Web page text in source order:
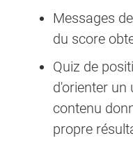
Messages
du score
Quiz de
d'orienter un
contenu
propre